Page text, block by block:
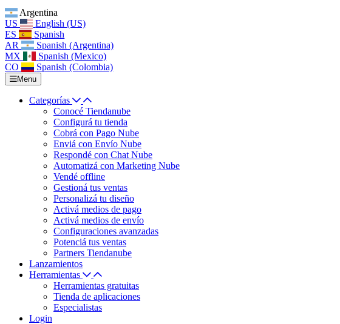
Argentina
US
English (US)
ES
Spanish
AR
Spanish (Argentina)
MX
Spanish (Mexico)
CO
Spanish (Colombia)
Menu
Categorías
Conocé Tiendanube
Configurá tu tienda
Cobrá con Pago Nube
Enviá con Envío Nube
Respondé con Chat Nube
Automatizá con Marketing Nube
Vendé offline
Gestioná tus ventas
Personalizá tu diseño
Activá medios de pago
Activá medios de envío
Configuraciones avanzadas
Potenciá tus ventas
Partners Tiendanube
Lanzamientos
Herramientas
Herramientas gratuitas
Tienda de aplicaciones
Especialistas
Login